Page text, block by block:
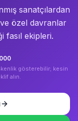
sanatçılardan
özel davranlar
fasıl ekipleri.
gösterebilir; kesin
alın.